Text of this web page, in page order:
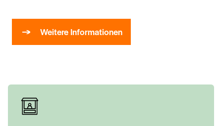
Weitere Informationen